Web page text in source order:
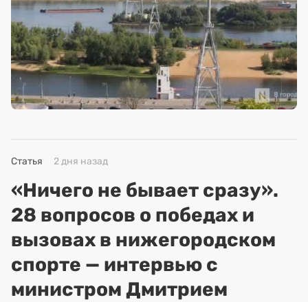
Статья 2 дня назад
«Ничего не бывает сразу».
28 вопросов о победах и
вызовах в нижегородском
спорте — интервью с
министром Дмитрием